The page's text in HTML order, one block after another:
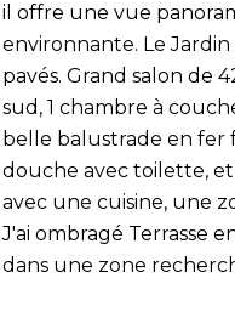
il offre une vue
environnante. Le
pavés. Grand salon de
sud, 1 chambre à
belle balustrade en fer
douche avec toilette, et
avec une cuisine, une
J'ai ombragé Terrasse
dans une zone